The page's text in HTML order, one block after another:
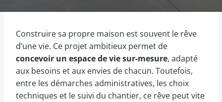
Construire sa propre maison est souvent le rêve
d’une vie. Ce projet ambitieux permet de
concevoir un espace de vie sur-mesure, adapté
aux besoins et aux envies de chacun. Toutefois,
entre les démarches administratives, les choix
techniques et le suivi du chantier, ce rêve peut vite